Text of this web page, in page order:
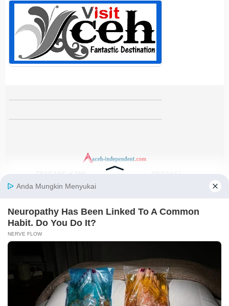
KODE ETIK
JARINGAN SOCIAL
@2021-2026 PT. GLOBAL BERKAH MULTIMEDIA